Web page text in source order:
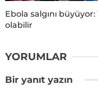
Ebola salgını
olabilir
YORUMLAR
Bir yanıt yazın